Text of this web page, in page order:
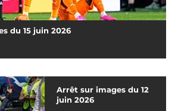
du 15 juin 2026
Arrêt sur images du 12
juin 2026